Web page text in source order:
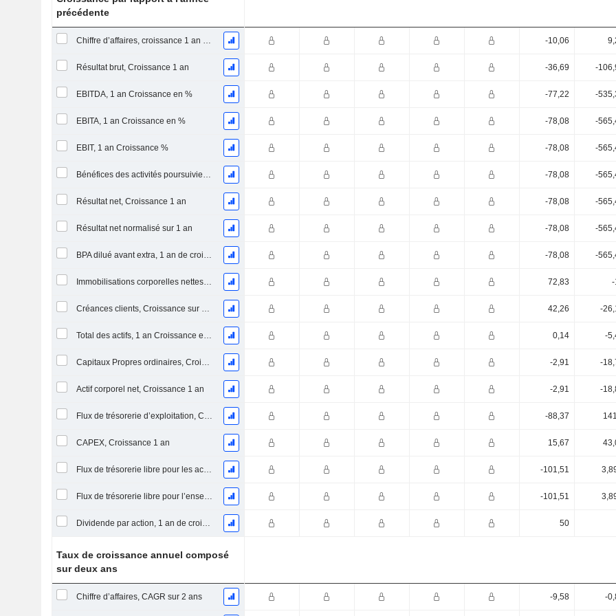
précédente
Chiffre d’affaires, croissance 1 an (%) -10,06
Résultat brut, Croissance 1 an -36,69 -
EBITDA, 1 an Croissance en % -77,22 -
EBITA, 1 an Croissance en % -78,08 -
EBIT, 1 an Croissance % -78,08 -
Bénéfices des activités poursuivies, Croissance 1 an -78,08 -
Résultat net, Croissance 1 an -78,08 -
Résultat net normalisé sur 1 an -78,08 -
BPA dilué avant extra, 1 an de croissance -78,08 -
Immobilisations corporelles nettes, 1 an Croissance 72,83 -
Créances clients, Croissance sur 1 an 42,26 -
Total des actifs, 1 an Croissance en % 0,14 -
Capitaux Propres ordinaires, Croissance 1 an -2,91 -
Actif corporel net, Croissance 1 an -2,91 -
Flux de trésorerie d’exploitation, Croissance 1 an -88,37
CAPEX, Croissance 1 an 15,67
Flux de trésorerie libre pour les actionnaires FCFE, Croissance 1 an -101,51
Flux de trésorerie libre pour l’ensemble des pourvoyeurs de fonds (créanciers et actionnaires) FCFF, Croissance 1 an -101,51
Dividende par action, 1 an de croissance 50
Taux de croissance annuel composé
sur deux ans
Chiffre d’affaires, CAGR sur 2 ans -9,58 -